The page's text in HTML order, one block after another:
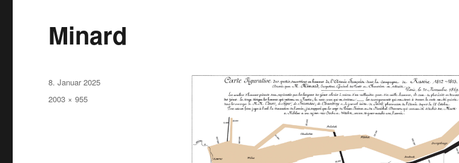
Minard
Veröffentlicht
am
8. Januar 2025
Originalgröße
2003 × 955